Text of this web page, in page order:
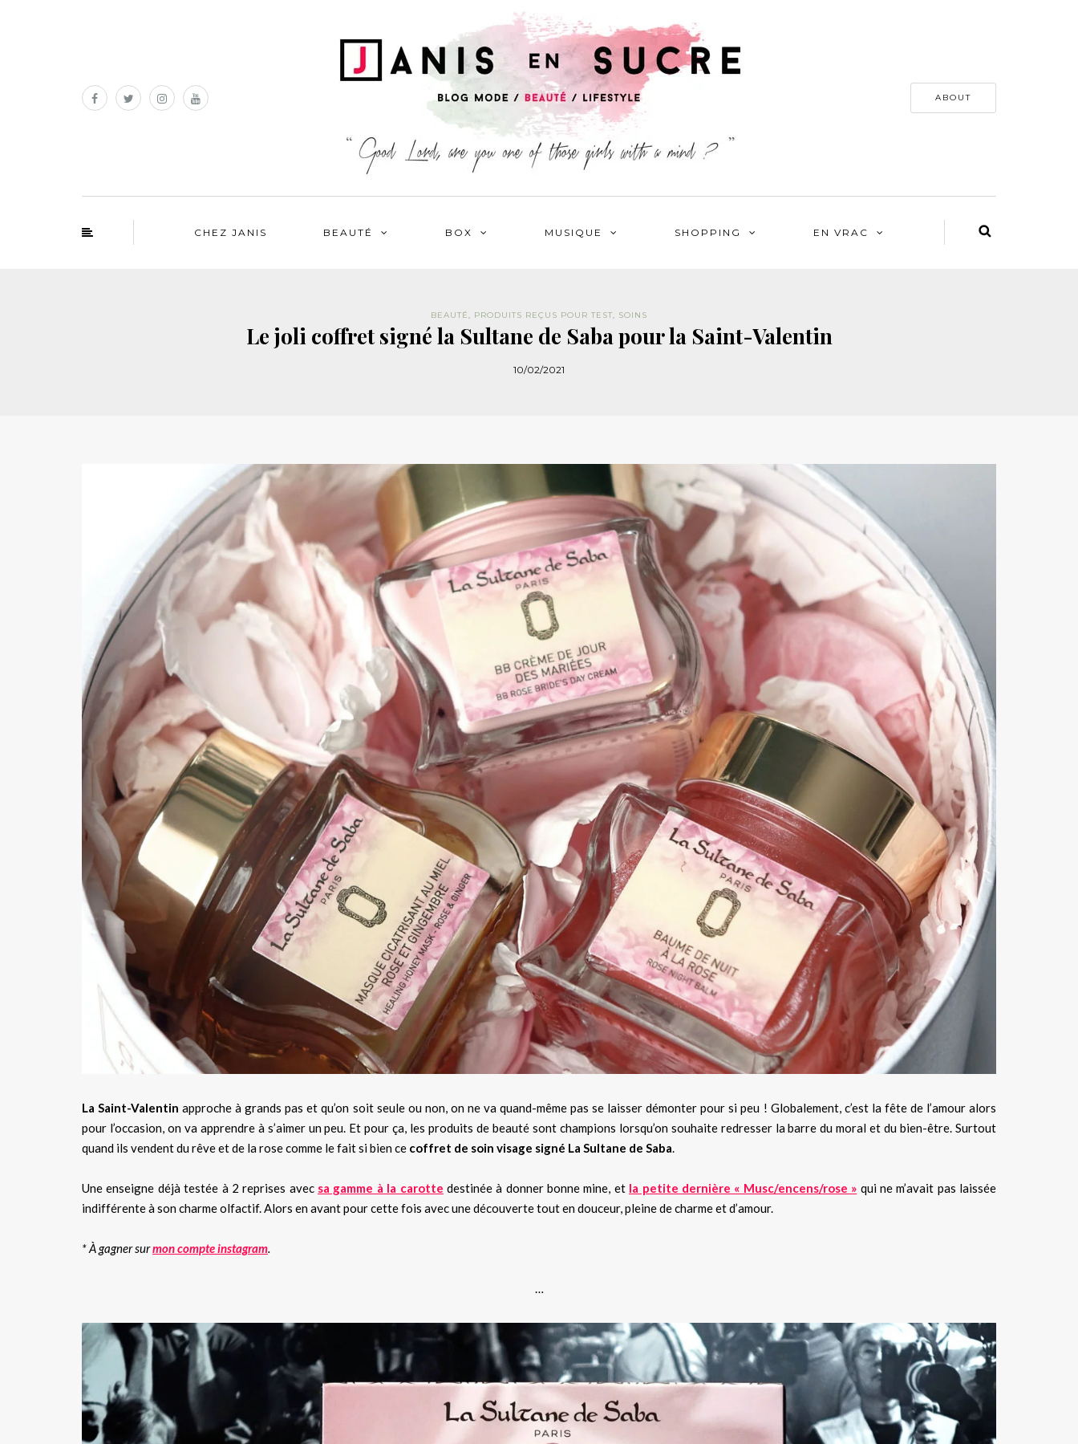
ABOUT
CHEZ JANIS BEAUTÉ BOX MUSIQUE SHOPPING EN VRAC
BEAUTÉ, PRODUITS REÇUS POUR TEST, SOINS
Le joli coffret signé la Sultane de Saba pour la Saint-Valentin
10/02/2021
La Saint-Valentin approche à grands pas et qu’on soit seule ou non, on ne va quand-même pas se laisser démonter pour si peu ! Globalement, c’est la fête de l’amour alors
pour l’occasion, on va apprendre à s’aimer un peu. Et pour ça, les produits de beauté sont champions lorsqu’on souhaite redresser la barre du moral et du bien-être. Surtout
quand ils vendent du rêve et de la rose comme le fait si bien ce coffret de soin visage signé La Sultane de Saba.
Une enseigne déjà testée à 2 reprises avec sa gamme à la carotte destinée à donner bonne mine, et la petite dernière « Musc/encens/rose » qui ne m’avait pas laissée
indifférente à son charme olfactif. Alors en avant pour cette fois avec une découverte tout en douceur, pleine de charme et d’amour.
* À gagner surmon compte instagram.
…